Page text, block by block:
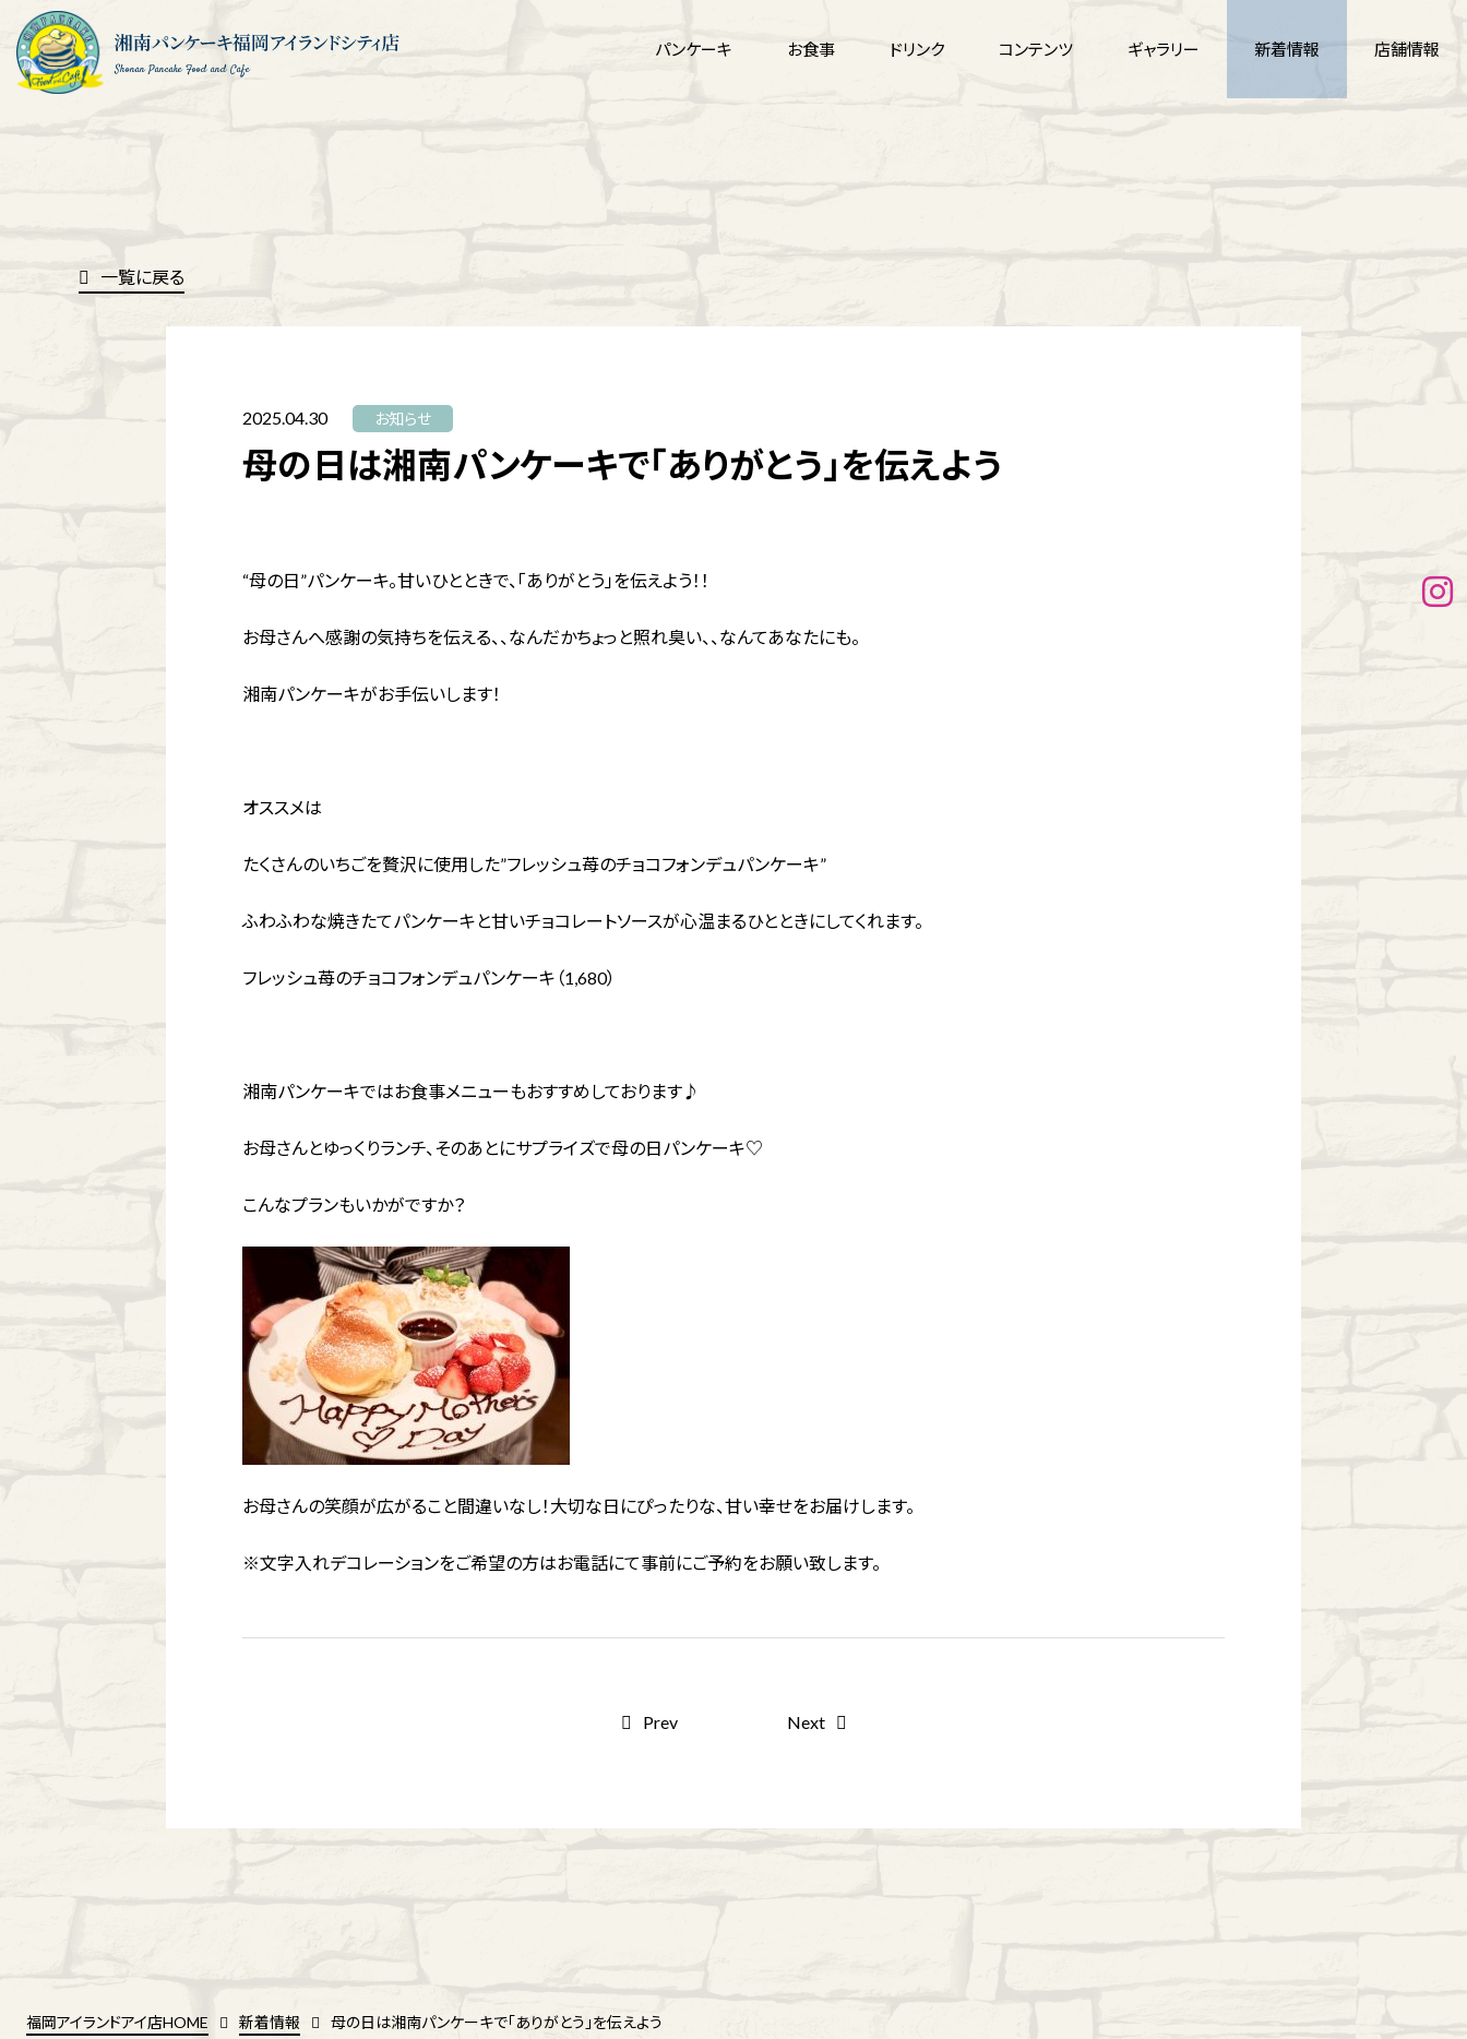
Shonan Pancake Food and Cafe
パンケーキ お食事 ドリンク コンテンツ ギャラリー 新着情報 店舗情報
一覧に戻る
2025.04.30 お知らせ
母の日は湘南パンケーキで「ありがとう」を伝えよう
“母の日”パンケーキ。甘いひとときで、「ありがとう」を伝えよう！！
お母さんへ感謝の気持ちを伝える、、なんだかちょっと照れ臭い、、なんてあなたにも。
湘南パンケーキがお手伝いします！
オススメは
たくさんのいちごを贅沢に使用した”フレッシュ苺のチョコフォンデュパンケーキ”
ふわふわな焼きたてパンケーキと甘いチョコレートソースが心温まるひとときにしてくれます。
フレッシュ苺のチョコフォンデュパンケーキ（1,680）
湘南パンケーキではお食事メニューもおすすめしております♪
お母さんとゆっくりランチ、そのあとにサプライズで母の日パンケーキ♡
こんなプランもいかがですか？
お母さんの笑顔が広がること間違いなし！大切な日にぴったりな、甘い幸せをお届けします。
※文字入れデコレーションをご希望の方はお電話にて事前にご予約をお願い致します。
Prev Next
福岡アイランドアイ店HOME 新着情報 母の日は湘南パンケーキで「ありがとう」を伝えよう